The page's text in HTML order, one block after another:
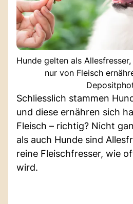
Hunde gelten als
nur von Fleisch
Schliesslich stammen
und diese ernähren sich
Fleisch – richtig? Nicht
als auch Hunde sind
reine Fleischfresser, wie
wird.